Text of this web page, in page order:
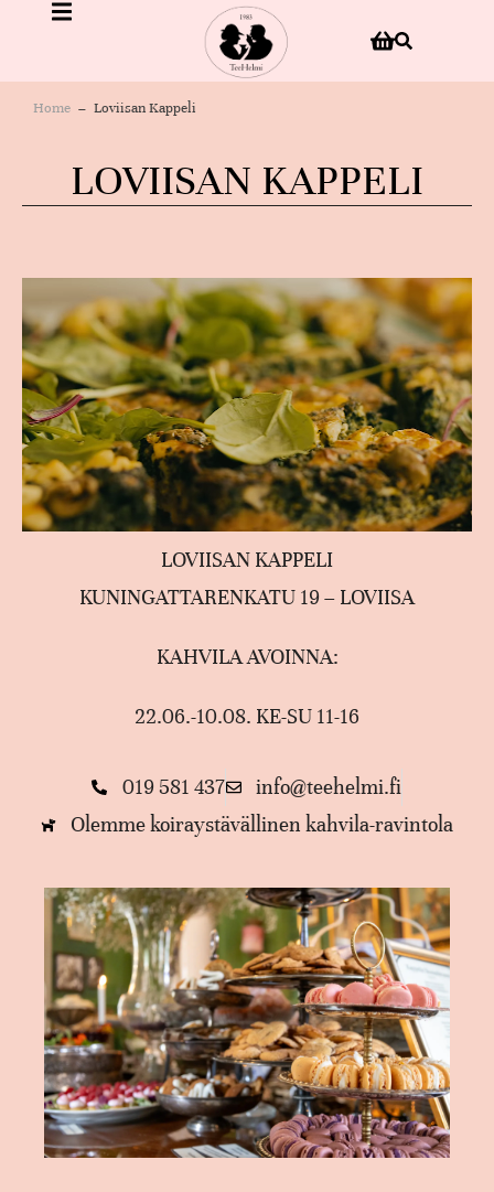
You are here:
Home Loviisan Kappeli
LOVIISAN KAPPELI
LOVIISAN KAPPELI
KUNINGATTARENKATU 19 – LOVIISA
KAHVILA AVOINNA:
22.06.-10.08. KE-SU 11-16
019 581 437
info@teehelmi.fi
Olemme koiraystävällinen kahvila-ravintola